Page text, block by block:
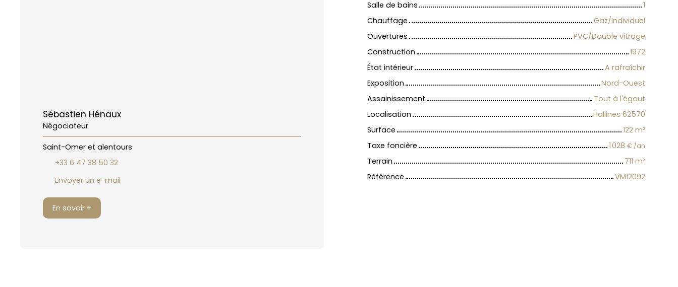
Sébastien Hénaux
Négociateur
Saint-Omer et alentours
+33 6 47 38 50 32
Envoyer un e-mail
En savoir +
Salle de bains
1
Chauffage
Gaz/Individuel
Ouvertures
PVC/Double vitrage
Construction
1972
État intérieur
A rafraîchir
Exposition
Nord-Ouest
Assainissement
Tout à l'égout
Localisation
Hallines 62570
Surface
122 m²
Taxe foncière
1 028 € /an
Terrain 711 m²
Référence
VM12092